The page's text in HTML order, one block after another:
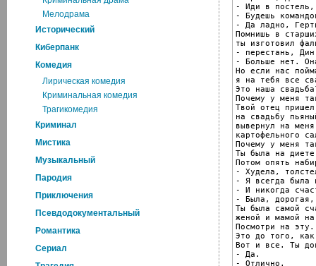
Мелодрама
Исторический
Киберпанк
Комедия
Лирическая комедия
Криминальная комедия
Трагикомедия
Криминал
Мистика
Музыкальный
Пародия
Приключения
Псевдодокументальный
Романтика
Cериал
- Иди в
- Будешь
- Да ладно,
Помнишь в
ты изготовил
- перестань,
- Больше нет.
Но если нас
я на тебя все
Это наша
Почему у меня
Твой отец пришел
на свадьбу
вывернул на
картофельного
Почему у меня
Ты была на
Потом опять
- Худела,
- Я всегда была
- И никогда
- Была,
Ты была самой
женой и мамой
Посмотри на эту.
Это до того,
Вот и все. Ты
- Да.
- Отлично.